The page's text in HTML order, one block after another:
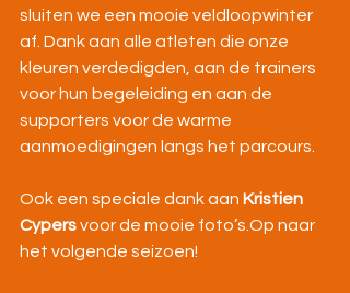
sluiten we een mooie veldloopwinter
af. Dank aan alle atleten die onze
kleuren verdedigden, aan de trainers
voor hun begeleiding en aan de
supporters voor de warme
aanmoedigingen langs het parcours.
Ook een speciale dank aan Kristien
Cypers voor de mooie foto’s.Op naar
het volgende seizoen!